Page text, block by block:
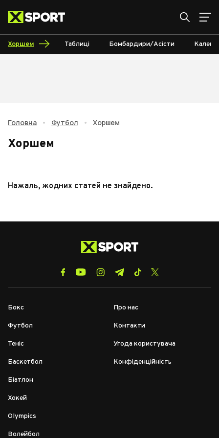
Хоршем Таблиці Бомбардири/Асісти
Головна • Футбол • Хоршем
Хоршем
Нажаль, жодних статей не знайдено.
Бокс
Футбол
Теніс
Баскетбол
Біатлон
Хокей
Olympics
Волейбол
Про нас
Контакти
Угода користувача
Конфіденційність